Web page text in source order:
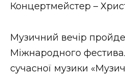
ФОТО
Концертмейстер –
Музичний вечір
Міжнародного
сучасної музики